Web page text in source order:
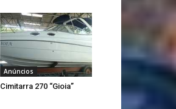
Anúncios
Cimitarra 270 “Gioia”